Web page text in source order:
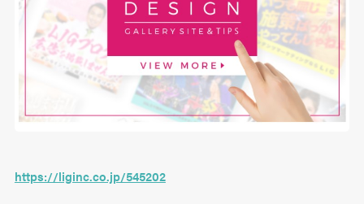
https://liginc.co.jp/545202